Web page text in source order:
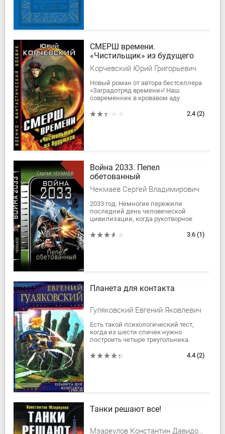
СМЕРШ времени.
«Чистильщик» из будущего
Корчевский Юрий Григорьевич
Новый роман от автора бестселлера
«Заградотряд времени»! Наш
современник в кровавом аду
выжить, заснув в XXI веке, а
2.4 (2)
Война 2033. Пепел
обетованный
Чекмаев Сергей Владимирович
2033 год. Немногие пережили
последний день человеческой
цивилизации, когда рукотворное
солнц» и вся Земля превратилась в
3.6 (1)
Планета для контакта
Гуляковский Евгений Яковлевич
Есть такой психологический тест,
когда из шести спичек нужно
построить четыре треугольника.
преодолеть стереотипы и уйти из
4.4 (2)
Танки решают все!
Мзареулов Константин Давидович